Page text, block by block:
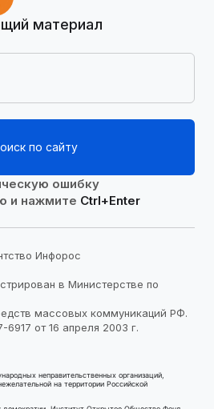
материал
по сайту
ошибку
и нажмите Ctrl+Enter
Инфорос
в Министерстве по
массовых коммуникаций РФ.
от 16 апреля 2003 г.